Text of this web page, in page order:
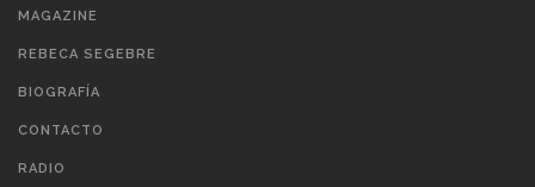
MAGAZINE
REBECA SEGEBRE
BIOGRAFÍA
CONTACTO
RADIO